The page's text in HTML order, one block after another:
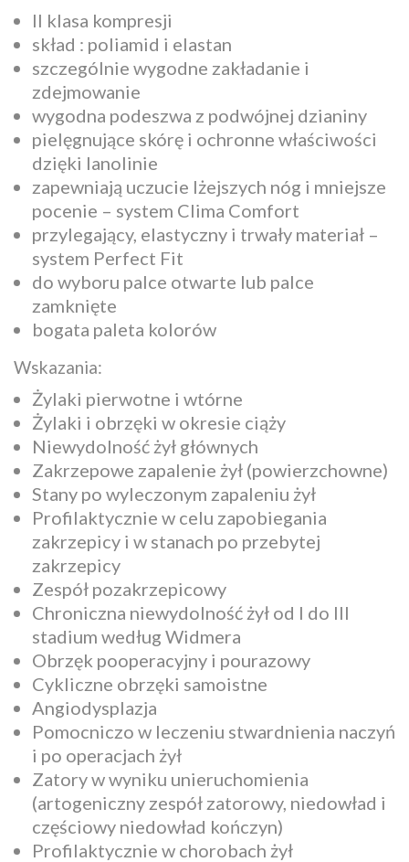
II klasa kompresji
skład : poliamid i elastan
szczególnie wygodne zakładanie i
zdejmowanie
wygodna podeszwa z podwójnej dzianiny
pielęgnujące skórę i ochronne właściwości
dzięki lanolinie
zapewniają uczucie lżejszych nóg i mniejsze
pocenie – system Clima Comfort
przylegający, elastyczny i trwały materiał –
system Perfect Fit
do wyboru palce otwarte lub palce
zamknięte
bogata paleta kolorów
Wskazania:
Żylaki pierwotne i wtórne
Żylaki i obrzęki w okresie ciąży
Niewydolność żył głównych
Zakrzepowe zapalenie żył (powierzchowne)
Stany po wyleczonym zapaleniu żył
Profilaktycznie w celu zapobiegania
zakrzepicy i w stanach po przebytej
zakrzepicy
Zespół pozakrzepicowy
Chroniczna niewydolność żył od I do III
stadium według Widmera
Obrzęk pooperacyjny i pourazowy
Cykliczne obrzęki samoistne
Angiodysplazja
Pomocniczo w leczeniu stwardnienia naczyń
i po operacjach żył
Zatory w wyniku unieruchomienia
(artogeniczny zespół zatorowy, niedowład i
częściowy niedowład kończyn)
Profilaktycznie w chorobach żył